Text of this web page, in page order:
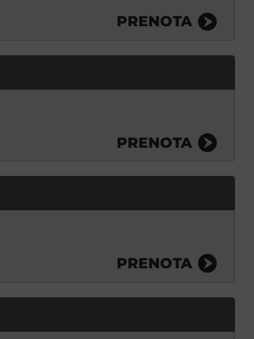
PRENOTA
PRENOTA
PRENOTA